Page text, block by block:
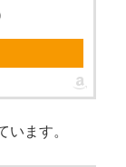
います。